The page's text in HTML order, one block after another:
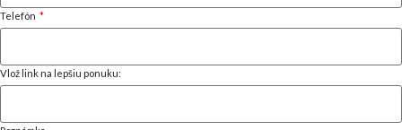
Telefón
Vlož link na lepšiu ponuku: